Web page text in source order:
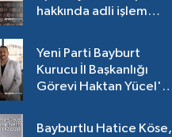
hakkında adli işlem
Yeni Parti Bayburt
Kurucu İl Başkanlığı
Görevi Haktan Yücel'e
Bayburtlu Hatice Köse,